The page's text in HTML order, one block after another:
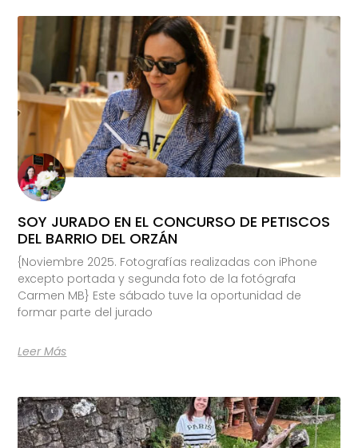
SOY JURADO EN EL CONCURSO DE PETISCOS
DEL BARRIO DEL ORZÁN
{Noviembre 2025. Fotografías realizadas con iPhone
excepto portada y segunda foto de la fotógrafa
Carmen MB} Este sábado tuve la oportunidad de
formar parte del jurado
Leer Más